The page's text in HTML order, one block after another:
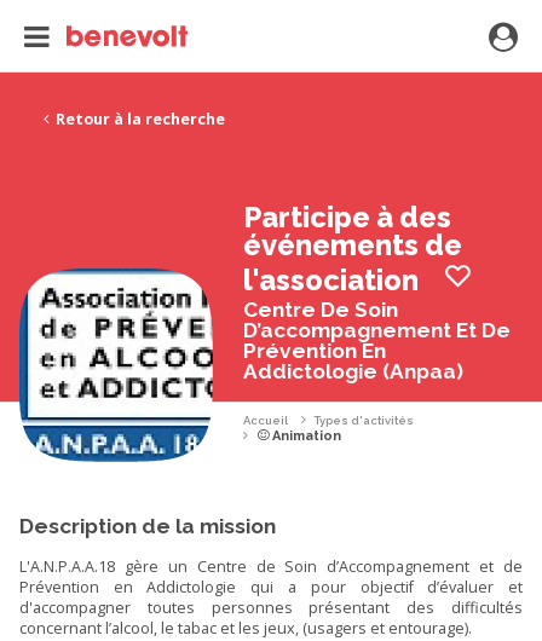
Retour à la recherche
Participe à des
événements de
l'association
Centre De Soin
D’accompagnement Et De
Prévention En
Addictologie (Anpaa)
Accueil Types d'activités
Animation
Description de la mission
L'A.N.P.A.A.18 gère un Centre de Soin d’Accompagnement et de
Prévention en Addictologie qui a pour objectif d’évaluer et
d'accompagner toutes personnes présentant des difficultés
concernant l’alcool, le tabac et les jeux, (usagers et entourage).